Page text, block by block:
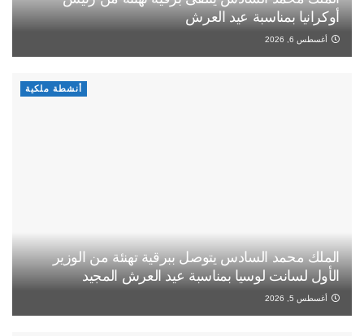
أوكرانيا بمناسبة عيد العرش
أغسطس 6, 2026
أنشطة ملكية
الملك محمد السادس يتوصل ببرقية تهنئة من الوزير
الأول لسانت لوسيا بمناسبة عيد العرش المجيد
أغسطس 5, 2026